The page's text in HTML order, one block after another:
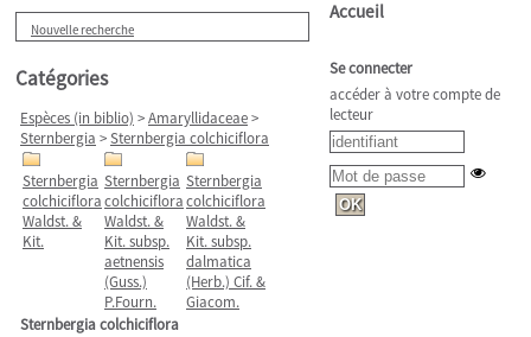
Nouvelle recherche
Catégories
Espèces (in biblio) >Amaryllidaceae>
Sternbergia >Sternbergia colchiciflora
Sternbergia
colchiciflora
Waldst. &
Kit.
Sternbergia
colchiciflora
Waldst. &
Kit. subsp.
aetnensis
(Guss.)
P.Fourn.
Sternbergia
colchiciflora
Waldst. &
Kit. subsp.
dalmatica
(Herb.) Cif. &
Giacom.
Sternbergia colchiciflora
Accueil
Se connecter
accéder à votre compte de
lecteur